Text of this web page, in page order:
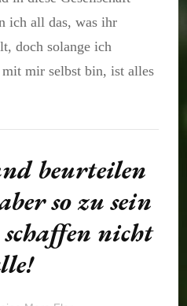
ich all das, was ihr
doch solange ich
mir selbst bin, ist alles
beurteilen
so zu sein
nicht